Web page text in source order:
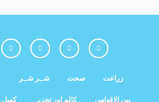
شہر شہر صحت زراعت
کھیل کالم اور تجزیہ بین الاقوامی